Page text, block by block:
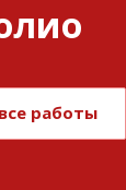
работы